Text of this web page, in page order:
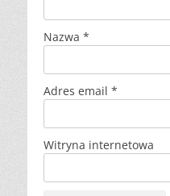
Nazwa *
Adres email *
Witryna internetowa